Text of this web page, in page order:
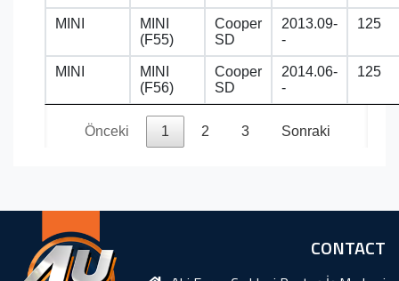
MINI
MINI
(F55)
Cooper
SD
2013.09-
-
125
MINI
MINI
(F56)
Cooper
SD
2014.06-
-
125
Önceki 1 2 3 Sonraki
CONTACT